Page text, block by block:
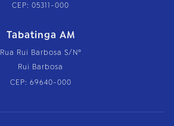
CEP: 05311-000
Tabatinga AM
Rua Rui Barbosa S/Nº
Rui Barbosa
CEP: 69640-000